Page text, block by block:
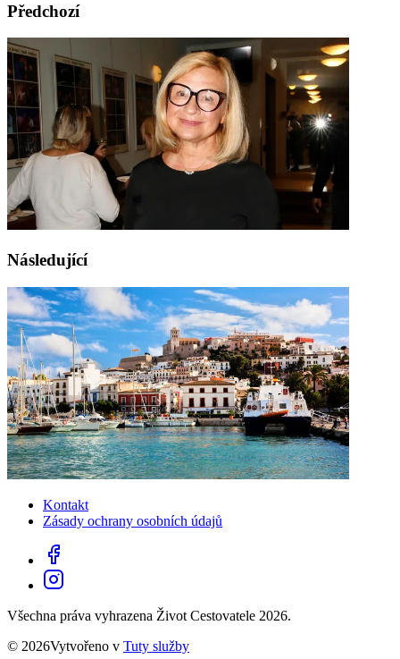
Předchozí
Následující
Kontakt
Zásady ochrany osobních údajů
Všechna práva vyhrazena Život Cestovatele 2026.
© 2026Vytvořeno v Tuty služby